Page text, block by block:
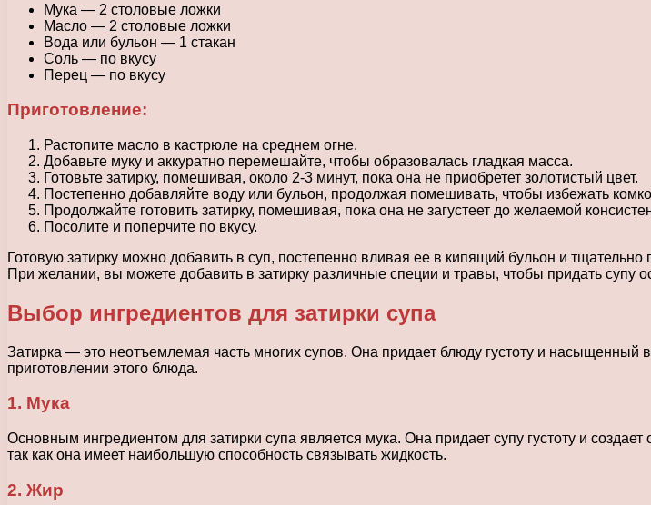
Мука — 2 столовые ложки
Масло — 2 столовые ложки
Вода или бульон — 1 стакан
Соль — по вкусу
Перец — по вкусу
Приготовление:
Растопите масло в кастрюле на среднем огне.
Добавьте муку и аккуратно перемешайте, чтобы образовалась гладкая масса.
Готовьте затирку, помешивая, около 2-3 минут, пока она не приобретет золотистый цвет.
Постепенно добавляйте воду или бульон, продолжая помешивать, чтобы избежать
Продолжайте готовить затирку, помешивая, пока она не загустеет до желаемой
Посолите и поперчите по вкусу.
Готовую затирку можно добавить в суп, постепенно вливая ее в кипящий бульон и
При желании, вы можете добавить в затирку различные специи и травы, чтобы придать супу
Выбор ингредиентов для затирки супа
Затирка — это неотъемлемая часть многих супов. Она придает блюду густоту и
приготовлении этого блюда.
1. Мука
Основным ингредиентом для затирки супа является мука. Она придает супу густоту и
так как она имеет наибольшую способность связывать жидкость.
2. Жир